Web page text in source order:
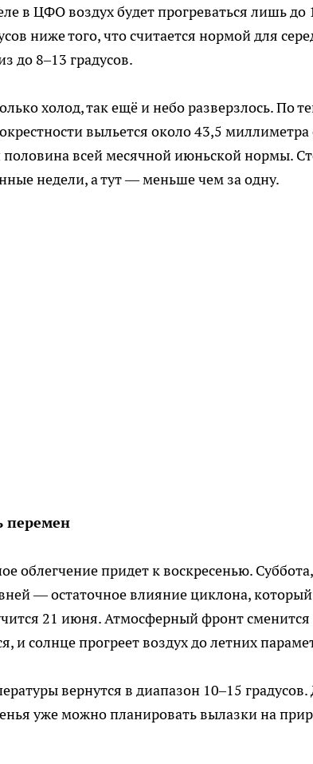
в ЦФО воздух будет прогреваться лишь до
ниже того, что считается нормой для
до 8–13 градусов.
холод, так ещё и небо разверзлось. По
выльется около 43,5
половина всей месячной июньской нормы.
недели, а тут — меньше чем за одну.
перемен
облегчение придет к воскресенью.
— остаточное влияние циклона,
21 июня. Атмосферный фронт
и солнце прогреет воздух до летних
вернутся в диапазон 10–15
уже можно планировать вылазки на